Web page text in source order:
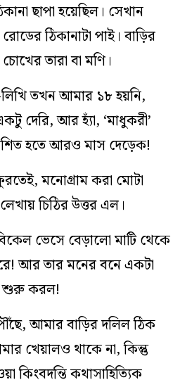
ছাপা হয়েছিল। সেখান
ঠিকানাটা পাই। বাড়ির
তারা বা মণি।
তখন আমার ১৮ হয়নি,
দেরি, আর হ্যাঁ, ‘মাধুকরী’
হতে আরও মাস দেড়েক!
মনোগ্রাম করা মোটা
চিঠির উত্তর এল।
ভেসে বেড়ালো মাটি থেকে
আর তার মনের বনে একটা
শুরু করল!
আমার বাড়ির দলিল ঠিক
খেয়ালও থাকে না, কিন্তু
কিংবদন্তি কথাসাহিত্যিক